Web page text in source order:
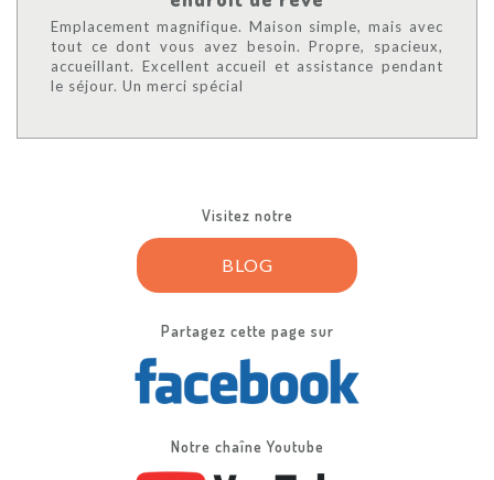
Emplacement magnifique. Maison simple, mais avec
tout ce dont vous avez besoin. Propre, spacieux,
accueillant. Excellent accueil et assistance pendant
le séjour. Un merci spécial
Visitez notre
BLOG
Partagez cette page sur
Notre chaîne Youtube